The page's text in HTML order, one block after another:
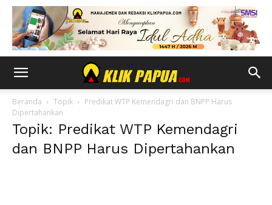
Beranda Topik
Predikat WTP Kemendagri dan BNPP Harus
Dipertahankan
Topik: Predikat WTP Kemendagri
dan BNPP Harus Dipertahankan